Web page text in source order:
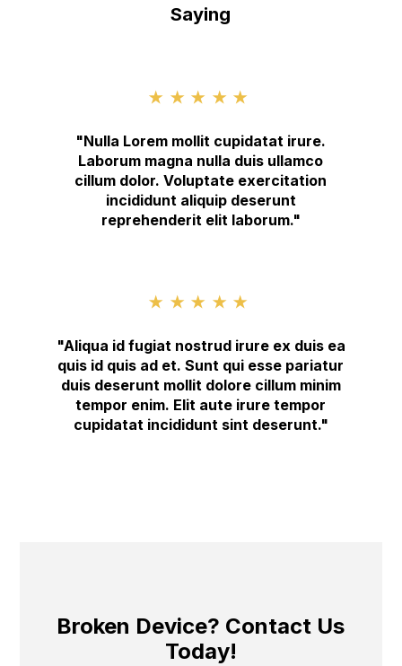
Saying
★★★★★
"Nulla Lorem mollit cupidatat irure.
Laborum magna nulla duis ullamco
cillum dolor. Voluptate exercitation
incididunt aliquip deserunt
reprehenderit elit laborum."
★★★★★
"Aliqua id fugiat nostrud irure ex duis ea
quis id quis ad et. Sunt qui esse pariatur
duis deserunt mollit dolore cillum minim
tempor enim. Elit aute irure tempor
cupidatat incididunt sint deserunt."
Broken Device? Contact Us
Today!